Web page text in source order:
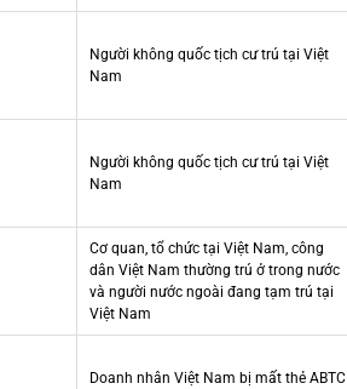
Người không quốc tịch cư trú tại Việt
Nam
Người không quốc tịch cư trú tại Việt
Nam
Cơ quan, tổ chức tại Việt Nam, công
dân Việt Nam thường trú ở trong nước
và người nước ngoài đang tạm trú tại
Việt Nam
Doanh nhân Việt Nam bị mất thẻ ABTC